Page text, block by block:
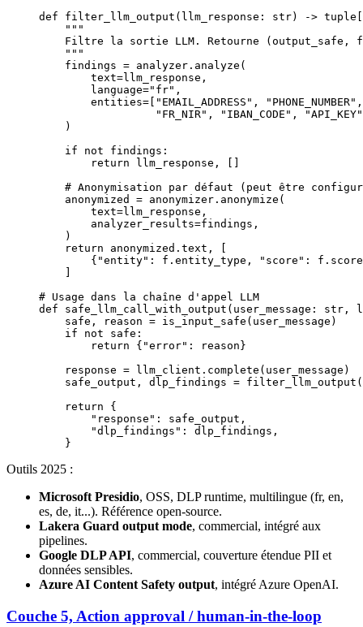
def filter_llm_output (llm_response: str) -> tuple[
    """
Filtre la sortie LLM. Retourne (output_safe,
    """
    findings
= analyzer.analyze(
        text
=llm_response,
        language
="fr" ,
        entities
= "EMAIL_ADDRESS" , "PHONE_NUMBER"
                  "FR_NIR"
, "IBAN_CODE" ,
"API_KEY"
    )
    if
not findings:
        return
llm_response, []
# Anonymisation par défaut (peut être
    anonymized
= anonymizer.anonymize(
        text
=llm_response,
        analyzer_results
=findings,
    )
    return
anonymized.text, [
        {
"entity" : f.entity_type, "score" :
# Usage dans la chaîne d'appel LLM
def safe_llm_call_with_output (user_message: str ,
    safe, reason
= is_input_safe(user_message)
    if
not safe:
        return
{ "error" : reason}
    response
= llm_client.complete(user_message)
    safe_output, dlp_findings
=
    return
{
        "response"
: safe_output,
        "dlp_findings"
: dlp_findings,
    }
Outils 2025 :
Microsoft Presidio, OSS, DLP runtime, multilingue (fr, en,
es, de, it...). Référence open-source.
Lakera Guard output mode, commercial, intégré aux
pipelines.
Google DLP API, commercial, couverture étendue PII et
données sensibles.
Azure AI Content Safety output, intégré Azure OpenAI.
Couche 5, Action approval / human-in-the-loop